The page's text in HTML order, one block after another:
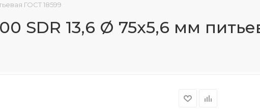
ГОСТ 18599
SDR 13,6 Ø 75х5,6 мм